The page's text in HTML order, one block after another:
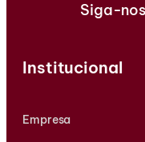
Siga-nos
Institucional
Empresa